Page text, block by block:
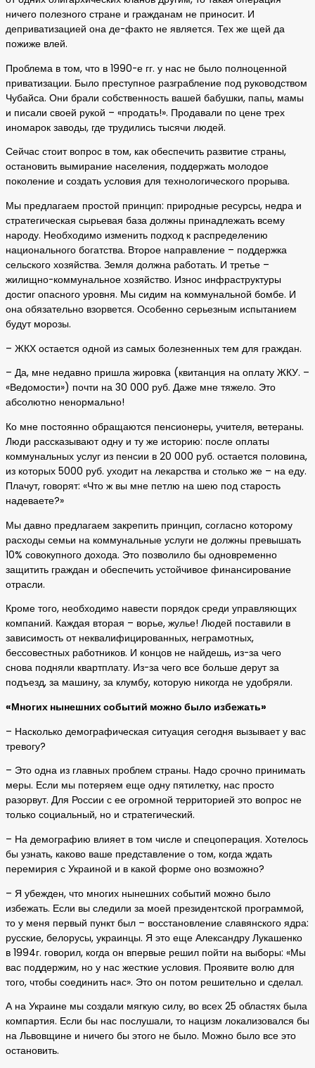
ничего полезного стране и гражданам не приносит. И
деприватизацией она де-факто не является. Тех же щей да
пожиже влей.
Проблема в том, что в 1990-е гг. у нас не было полноценной
приватизации. Было преступное разграбление под руководством
Чубайса. Они брали собственность вашей бабушки, папы, мамы
и писали своей рукой – «продать!». Продавали по цене трех
иномарок заводы, где трудились тысячи людей.
Сейчас стоит вопрос в том, как обеспечить развитие страны,
остановить вымирание населения, поддержать молодое
поколение и создать условия для технологического прорыва.
Мы предлагаем простой принцип: природные ресурсы, недра и
стратегическая сырьевая база должны принадлежать всему
народу. Необходимо изменить подход к распределению
национального богатства. Второе направление – поддержка
сельского хозяйства. Земля должна работать. И третье –
жилищно-коммунальное хозяйство. Износ инфраструктуры
достиг опасного уровня. Мы сидим на коммунальной бомбе. И
она обязательно взорвется. Особенно серьезным испытанием
будут морозы.
– ЖКХ остается одной из самых болезненных тем для граждан.
– Да, мне недавно пришла жировка (квитанция на оплату ЖКУ. –
«Ведомости») почти на 30 000 руб. Даже мне тяжело. Это
абсолютно ненормально!
Ко мне постоянно обращаются пенсионеры, учителя, ветераны.
Люди рассказывают одну и ту же историю: после оплаты
коммунальных услуг из пенсии в 20 000 руб. остается половина,
из которых 5000 руб. уходит на лекарства и столько же – на еду.
Плачут, говорят: «Что ж вы мне петлю на шею под старость
надеваете?»
Мы давно предлагаем закрепить принцип, согласно которому
расходы семьи на коммунальные услуги не должны превышать
10% совокупного дохода. Это позволило бы одновременно
защитить граждан и обеспечить устойчивое финансирование
отрасли.
Кроме того, необходимо навести порядок среди управляющих
компаний. Каждая вторая – ворье, жулье! Людей поставили в
зависимость от неквалифицированных, неграмотных,
бессовестных работников. И концов не найдешь, из-за чего
снова подняли квартплату. Из-за чего все больше дерут за
подъезд, за машину, за клумбу, которую никогда не удобряли.
«Многих нынешних событий можно было избежать»
– Насколько демографическая ситуация сегодня вызывает у вас
тревогу?
– Это одна из главных проблем страны. Надо срочно принимать
меры. Если мы потеряем еще одну пятилетку, нас просто
разорвут. Для России с ее огромной территорией это вопрос не
только социальный, но и стратегический.
– На демографию влияет в том числе и спецоперация. Хотелось
бы узнать, каково ваше представление о том, когда ждать
перемирия с Украиной и в какой форме оно возможно?
– Я убежден, что многих нынешних событий можно было
избежать. Если вы следили за моей президентской программой,
то у меня первый пункт был – восстановление славянского ядра:
русские, белорусы, украинцы. Я это еще Александру Лукашенко
в 1994г. говорил, когда он впервые решил пойти на выборы: «Мы
вас поддержим, но у нас жесткие условия. Проявите волю для
того, чтобы соединить нас». Это он потом решительно и сделал.
А на Украине мы создали мягкую силу, во всех 25 областях была
компартия. Если бы нас послушали, то нацизм локализовался бы
на Львовщине и ничего бы этого не было. Можно было все это
остановить.